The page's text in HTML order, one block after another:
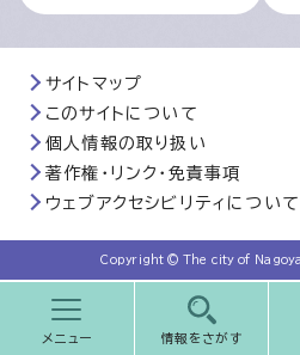
メニュー 情報をさがす
サイトマップ
このサイトについて
個人情報の取り扱い
著作権・リンク・免責事項
ウェブアクセシビリティについて
Copyright © The city of